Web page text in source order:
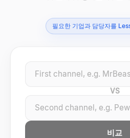
필요한 기업과 담당자를
VS
비교